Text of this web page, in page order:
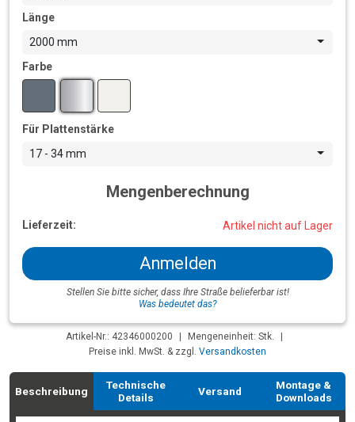
Länge
2000 mm
Farbe
Für Plattenstärke
17 - 34 mm
Mengenberechnung
Lieferzeit: Artikel nicht auf Lager
Anmelden
Stellen Sie bitte sicher, dass Ihre Straße belieferbar ist!
Was bedeutet das?
Artikel-Nr.: 42346000200 | Mengeneinheit: Stk.
|
Preise inkl. MwSt. & zzgl. Versandkosten
Beschreibung
Technische
Details
Versand
Montage &
Downloads